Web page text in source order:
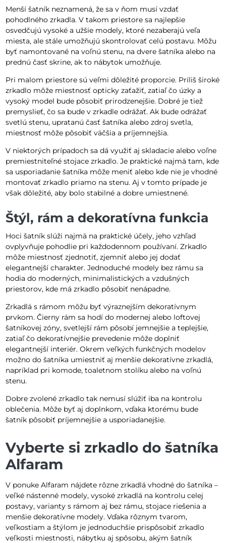
Menší šatník neznamená, že sa v ňom musí vzdať
pohodlného zrkadla. V takom priestore sa najlepšie
osvedčujú vysoké a užšie modely, ktoré nezaberajú veľa
miesta, ale stále umožňujú skontrolovať celú postavu. Môžu
byť namontované na voľnú stenu, na dvere šatníka alebo na
prednú časť skrine, ak to nábytok umožňuje.
Pri malom priestore sú veľmi dôležité proporcie. Príliš široké
zrkadlo môže miestnosť opticky zaťažiť, zatiaľ čo úzky a
vysoký model bude pôsobiť prirodzenejšie. Dobré je tiež
premyslieť, čo sa bude v zrkadle odrážať. Ak bude odrážať
svetlú stenu, upratanú časť šatníka alebo zdroj svetla,
miestnosť môže pôsobiť väčšia a príjemnejšia.
V niektorých prípadoch sa dá využiť aj skladacie alebo voľne
premiestniteľné stojace zrkadlo. Je praktické najmä tam, kde
sa usporiadanie šatníka môže meniť alebo kde nie je vhodné
montovať zrkadlo priamo na stenu. Aj v tomto prípade je
však dôležité, aby bolo stabilné a dobre umiestnené.
Štýl, rám a dekoratívna funkcia
Hoci šatník slúži najmä na praktické účely, jeho vzhľad
ovplyvňuje pohodlie pri každodennom používaní. Zrkadlo
môže miestnosť zjednotiť, zjemniť alebo jej dodať
elegantnejší charakter. Jednoduché modely bez rámu sa
hodia do moderných, minimalistických a vzdušných
priestorov, kde má zrkadlo pôsobiť nenápadne.
Zrkadlá s rámom môžu byť výraznejším dekoratívnym
prvkom. Čierny rám sa hodí do modernej alebo loftovej
šatníkovej zóny, svetlejší rám pôsobí jemnejšie a teplejšie,
zatiaľ čo dekoratívnejšie prevedenie môže doplniť
elegantnejší interiér. Okrem veľkých funkčných modelov
možno do šatníka umiestniť aj menšie dekoratívne zrkadlá,
napríklad pri komode, toaletnom stolíku alebo na voľnú
stenu.
Dobre zvolené zrkadlo tak nemusí slúžiť iba na kontrolu
oblečenia. Môže byť aj doplnkom, vďaka ktorému bude
šatník pôsobiť príjemnejšie a usporiadanejšie.
Vyberte si zrkadlo do šatníka
Alfaram
V ponuke Alfaram nájdete rôzne zrkadlá vhodné do šatníka –
veľké nástenné modely, vysoké zrkadlá na kontrolu celej
postavy, varianty s rámom aj bez rámu, stojace riešenia a
menšie dekoratívne modely. Vďaka rôznym tvarom,
veľkostiam a štýlom je jednoduchšie prispôsobiť zrkadlo
veľkosti miestnosti, nábytku aj spôsobu, akým šatník